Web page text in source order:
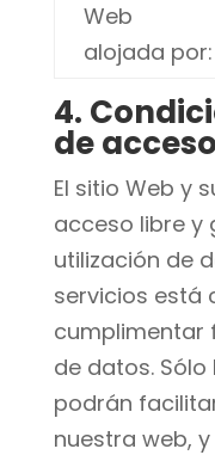
Web
alojada por:
4.
de
El sitio Web y
acceso libre y
utilización de
servicios está
cumplimentar
de datos. Sólo
podrán
nuestra web,